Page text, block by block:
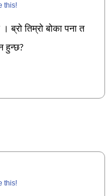
this!
ब्रो तिम्रो बोका पना त
हुन्छ?
this!